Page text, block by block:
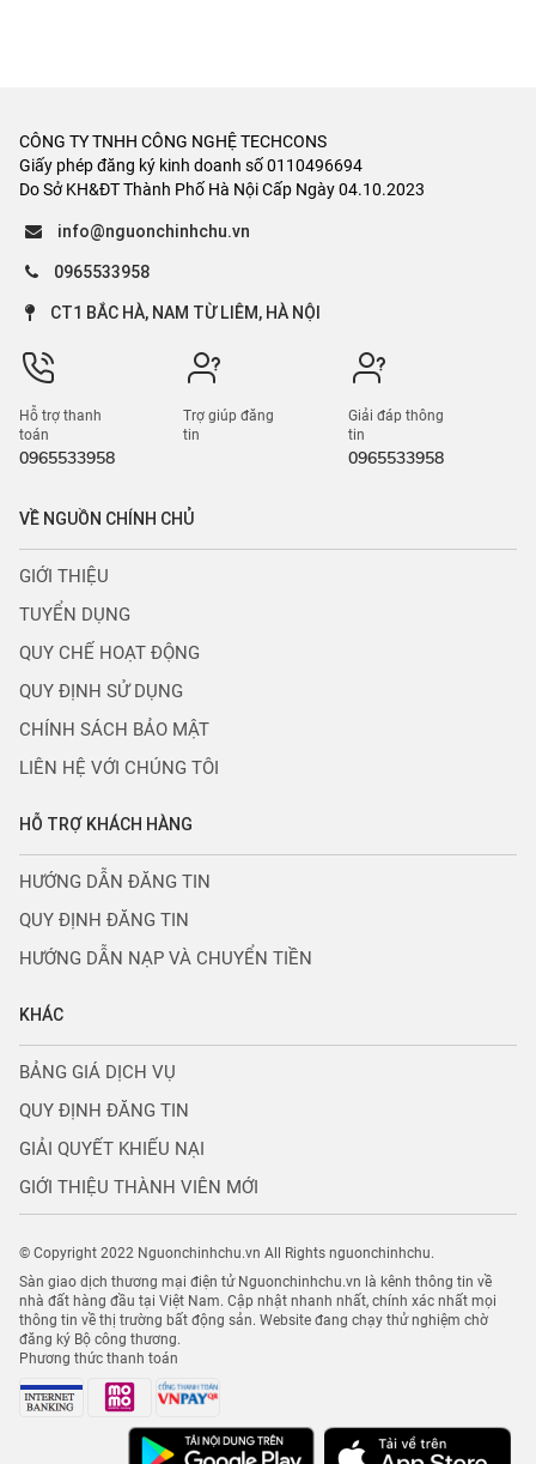
CÔNG TY TNHH CÔNG NGHỆ TECHCONS
Giấy phép đăng ký kinh doanh số 0110496694
Do Sở KH&ĐT Thành Phố Hà Nội Cấp Ngày 04.10.2023
info@nguonchinhchu.vn
0965533958
CT1 BẮC HÀ, NAM TỪ LIÊM, HÀ NỘI
Hỗ trợ thanh
toán
0965533958
Trợ giúp đăng
tin
Giải đáp thông
tin
0965533958
VỀ NGUỒN CHÍNH CHỦ
GIỚI THIỆU
TUYỂN DỤNG
QUY CHẾ HOẠT ĐỘNG
QUY ĐỊNH SỬ DỤNG
CHÍNH SÁCH BẢO MẬT
LIÊN HỆ VỚI CHÚNG TÔI
HỖ TRỢ KHÁCH HÀNG
HƯỚNG DẪN ĐĂNG TIN
QUY ĐỊNH ĐĂNG TIN
HƯỚNG DẪN NẠP VÀ CHUYỂN TIỀN
KHÁC
BẢNG GIÁ DỊCH VỤ
QUY ĐỊNH ĐĂNG TIN
GIẢI QUYẾT KHIẾU NẠI
GIỚI THIỆU THÀNH VIÊN MỚI
© Copyright 2022 Nguonchinhchu.vn All Rights nguonchinhchu.
Sàn giao dịch thương mại điện tử Nguonchinhchu.vn là kênh thông tin về
nhà đất hàng đầu tại Việt Nam. Cập nhật nhanh nhất, chính xác nhất mọi
thông tin về thị trường bất động sản. Website đang chạy thử nghiệm chờ
đăng ký Bộ công thương.
Phương thức thanh toán